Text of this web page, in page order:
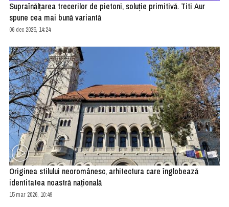
Supraînălţarea trecerilor de pietoni, soluţie primitivă. Titi Aur
spune cea mai bună variantă
06 dec 2025, 14:24
Originea stilului neoromânesc, arhitectura care înglobează
identitatea noastră națională
15 mar 2026, 10:49